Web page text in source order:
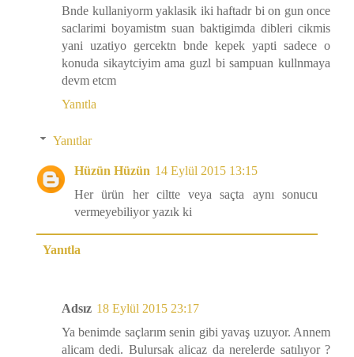
Bnde kullaniyorm yaklasik iki haftadr bi on gun once
saclarimi boyamistm suan baktigimda dibleri cikmis
yani uzatiyo gercektn bnde kepek yapti sadece o
konuda sikaytciyim ama guzl bi sampuan kullnmaya
devm etcm
Yanıtla
Yanıtlar
Hüzün Hüzün 14 Eylül 2015 13:15
Her ürün her ciltte veya saçta aynı sonucu
vermeyebiliyor yazık ki
Yanıtla
Adsız 18 Eylül 2015 23:17
Ya benimde saçlarım senin gibi yavaş uzuyor. Annem
alicam dedi. Bulursak alicaz da nerelerde satılıyor ?